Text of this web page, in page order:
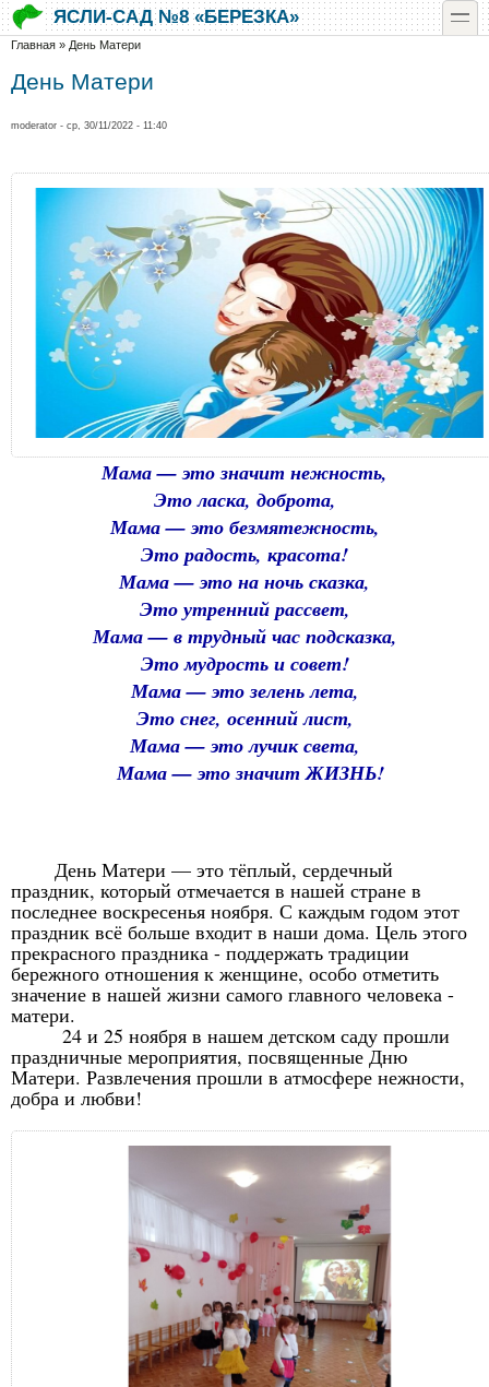
Перейти к основному содержанию
Skip to searchЯСЛИ-САД №8 «БЕРЕЗКА»
toggle
Вы здесь
Главная » День Матери
День Матери
moderator - ср, 30/11/2022 - 11:40
Мама — это значит нежность,
Это ласка, доброта,
Мама — это безмятежность,
Это радость, красота!
Мама — это на ночь сказка,
Это утренний рассвет,
Мама — в трудный час подсказка,
Это мудрость и совет!
Мама — это зелень лета,
Это снег, осенний лист,
Мама — это лучик света,
Мама — это значит ЖИЗНЬ!
День Матери — это тёплый, сердечный
праздник, который отмечается в нашей стране в
последнее воскресенья ноября. С каждым годом этот
праздник всё больше входит в наши дома. Цель этого
прекрасного праздника - поддержать традиции
бережного отношения к женщине, особо отметить
значение в нашей жизни самого главного человека -
матери.
24 и 25 ноября в нашем детском саду прошли
праздничные мероприятия, посвященные Дню
Матери. Развлечения прошли в атмосфере нежности,
добра и любви!